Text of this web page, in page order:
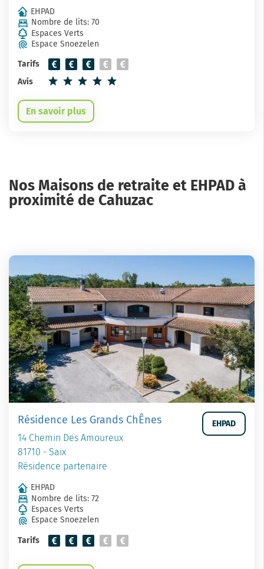
EHPAD
Nombre de lits: 70
Espaces Verts
Espace Snoezelen
Tarifs
Avis
En savoir plus
Nos Maisons de retraite et EHPAD à
proximité de Cahuzac
Résidence Les Grands ChÊnes
14 Chemin Des Amoureux
81710 - Saix
Résidence partenaire
EHPAD
EHPAD
Nombre de lits: 72
Espaces Verts
Espace Snoezelen
Tarifs